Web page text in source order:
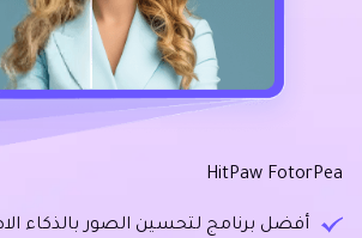
HitPaw FotorPea
أفضل برنامج لتحسين الصور بالذكاء